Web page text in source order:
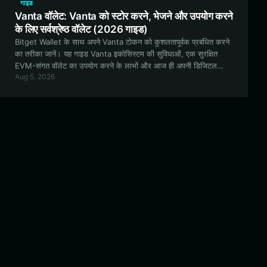
गाइड
Vanta वॉलेट: Vanta को स्टोर करने, भेजने और उपयोग करने
के लिए सर्वश्रेष्ठ वॉलेट (2026 गाइड)
Bitget Wallet के साथ अपने Vanta टोकन को कुशलतापूर्वक प्रबंधित करने
का तरीका जानें। यह गाइड Vanta इकोसिस्टम की सुविधाओं, एक सुरक्षित
EVM-संगत वॉलेट का उपयोग करने के लाभों और आज ही अपनी डिजिटल
संपत्तियों के साथ शुरुआत करने के तरीके का पता लगाती है।
Aug 5, 2026